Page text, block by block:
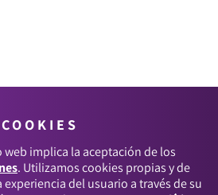
COOKIES
web implica la aceptación de los
. Utilizamos cookies propias y de
del usuario a través de su